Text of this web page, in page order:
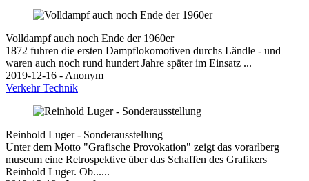
Volldampf auch noch Ende der 1960er
1872 fuhren die ersten Dampflokomotiven durchs Ländle - und
waren auch noch rund hundert Jahre später im Einsatz ...
2019-12-16 - Anonym
VerkehrTechnik
Reinhold Luger - Sonderausstellung
Unter dem Motto "Grafische Provokation" zeigt das vorarlberg
museum eine Retrospektive über das Schaffen des Grafikers
Reinhold Luger. Ob......